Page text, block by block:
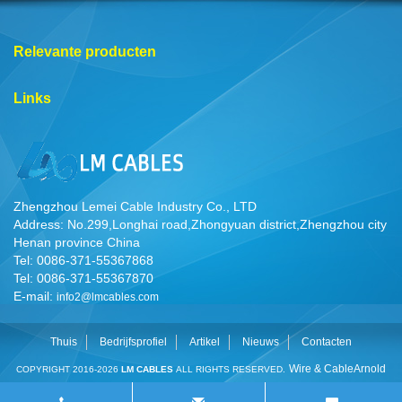
Relevante producten
Links
Zhengzhou Lemei Cable Industry Co., LTD
Address: No.299,Longhai road,Zhongyuan district,Zhengzhou city
Henan province China
Tel: 0086-371-55367868
Tel: 0086-371-55367870
E-mail: info2@lmcables.com
Thuis Bedrijfsprofiel Artikel Nieuws Contacten
COPYRIGHT 2016-2026 LM CABLES ALL RIGHTS RESERVED. Wire & CableArnold